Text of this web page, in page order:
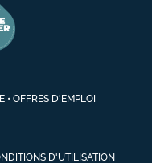
• OFFRES D'EMPLOI
D'UTILISATION